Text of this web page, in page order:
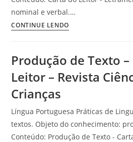
Revista
Ciência
Hoje
Crianças
nominal e verbal.…
CONTINUE LENDOAtividade
do
Leitor
Produção de Texto
Leitor – Revista
Crianças
Língua Portuguesa Práticas de
textos. Objeto do conhecimento:
Conteúdo: Produção de Texto -